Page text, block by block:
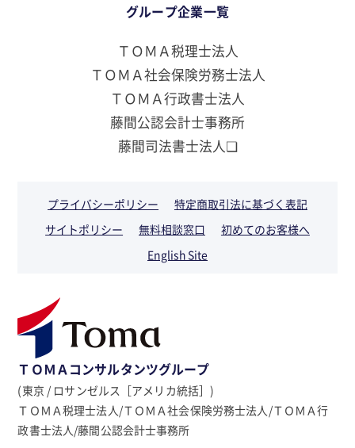
グループ企業一覧
ＴＯＭＡ税理士法人
ＴＯＭＡ社会保険労務士法人
ＴＯＭＡ行政書士法人
藤間公認会計士事務所
藤間司法書士法人❏
プライバシーポリシー
特定商取引法に基づく表記
サイトポリシー
無料相談窓口
初めてのお客様へ
English Site
ＴＯＭＡコンサルタンツグループ
(東京 / ロサンゼルス［アメリカ統括］)
ＴＯＭＡ税理士法人/ＴＯＭＡ社会保険労務士法人/ＴＯＭＡ行
政書士法人/藤間公認会計士事務所